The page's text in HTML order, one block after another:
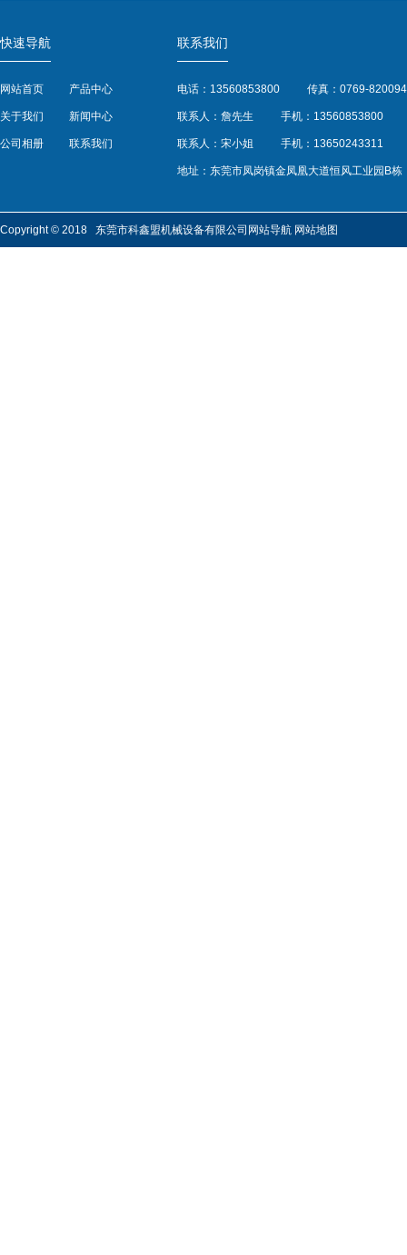
快速导航
网站首页 产品中心
关于我们 新闻中心
公司相册 联系我们
联系我们
电话：13560853800 传真：0769-
联系人：詹先生 手机：13560853800
联系人：宋小姐 手机：13650243311
地址：东莞市凤岗镇金凤凰大道恒风工业园B栋
Copyright © 2018 东莞市科鑫盟机械设备有限公司 网站导航 网站地图